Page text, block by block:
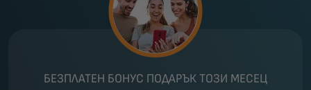
БЕЗПЛАТЕН БОНУС ПОДАРЪК ТОЗИ МЕСЕЦ